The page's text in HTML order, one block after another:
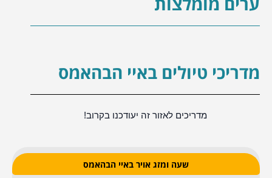
מדריכי טיולים באיי הבהאמס
מדריכים לאזור זה יעודכנו בקרוב!
שעה ומזג אויר באיי הבהאמס